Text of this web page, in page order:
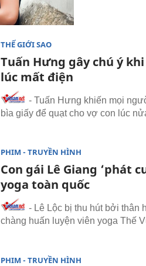
THẾ GIỚI SAO
Tuấn Hưng gây chú ý
lúc mất điện
- Tuấn Hưng khiến mọi
bìa giấy để quạt cho vợ con lúc
PHIM - TRUYỀN HÌNH
Con gái Lê Giang ‘phát
yoga toàn quốc
- Lê Lộc bị thu hút bởi thân
chàng huấn luyện viên yoga Thế
PHIM - TRUYỀN HÌNH